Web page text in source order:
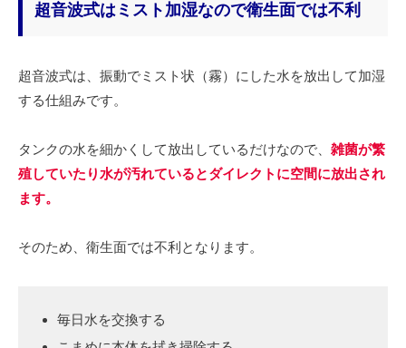
超音波式はミスト加湿なので衛生面では不利
超音波式は、振動でミスト状（霧）にした水を放出して加湿
する仕組みです。
タンクの水を細かくして放出しているだけなので、雑菌が繁
殖していたり水が汚れているとダイレクトに空間に放出され
ます。
そのため、衛生面では不利となります。
毎日水を交換する